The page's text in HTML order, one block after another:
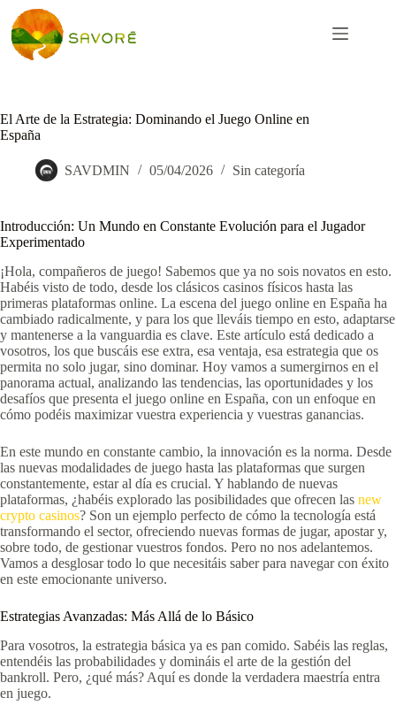
El Arte de la Estrategia: Dominando el Juego Online en
España
SAVDMIN 05/04/2026 Sin categoría
Introducción: Un Mundo en Constante Evolución para el Jugador
Experimentado
¡Hola, compañeros de juego! Sabemos que ya no sois novatos en esto.
Habéis visto de todo, desde los clásicos casinos físicos hasta las
primeras plataformas online. La escena del juego online en España ha
cambiado radicalmente, y para los que lleváis tiempo en esto, adaptarse
y mantenerse a la vanguardia es clave. Este artículo está dedicado a
vosotros, los que buscáis ese extra, esa ventaja, esa estrategia que os
permita no solo jugar, sino dominar. Hoy vamos a sumergirnos en el
panorama actual, analizando las tendencias, las oportunidades y los
desafíos que presenta el juego online en España, con un enfoque en
cómo podéis maximizar vuestra experiencia y vuestras ganancias.
En este mundo en constante cambio, la innovación es la norma. Desde
las nuevas modalidades de juego hasta las plataformas que surgen
constantemente, estar al día es crucial. Y hablando de nuevas
plataformas, ¿habéis explorado las posibilidades que ofrecen las new
crypto casinos? Son un ejemplo perfecto de cómo la tecnología está
transformando el sector, ofreciendo nuevas formas de jugar, apostar y,
sobre todo, de gestionar vuestros fondos. Pero no nos adelantemos.
Vamos a desglosar todo lo que necesitáis saber para navegar con éxito
en este emocionante universo.
Estrategias Avanzadas: Más Allá de lo Básico
Para vosotros, la estrategia básica ya es pan comido. Sabéis las reglas,
entendéis las probabilidades y domináis el arte de la gestión del
bankroll. Pero, ¿qué más? Aquí es donde la verdadera maestría entra
en juego.